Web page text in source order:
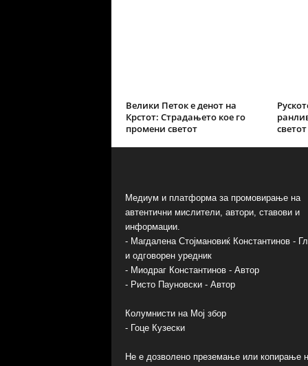
Велики Петок е денот на
Крстот: Страдањето кое го
промени светот
светот
Медиум и платформа за промовирање на
автентични мислители, автори, ставови и
информации.
- Магдалена Стојмановиќ Константинов -
и одговорен уредник
- Миодраг Константинов - Автор
- Ристо Пауновски - Автор
Колумнисти на Мој збор
- Гоце Кузески
Не е дозволено преземање или копирање